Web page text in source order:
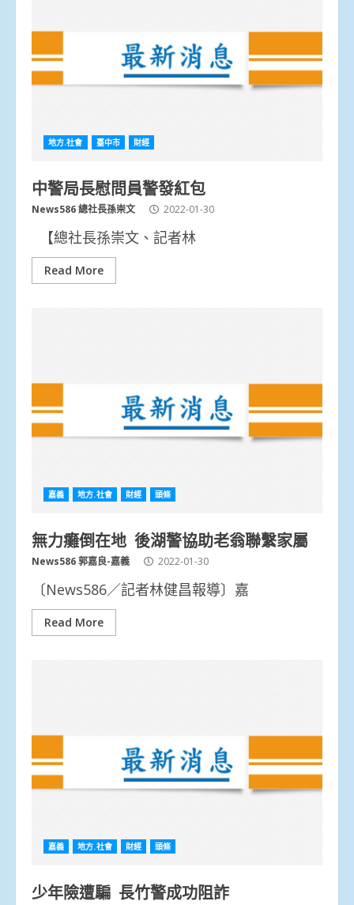
地方.社會 臺中市 財經
中警局長慰問員警發紅包
News586 總社長孫崇文 2022-01-30
【總社長孫崇文、記者林
Read More
嘉義 地方.社會 財經 頭條
無力癱倒在地 後湖警協助老翁聯繫家屬
News586 郭嘉良-嘉義 2022-01-30
〔News586／記者林健昌報導〕嘉
Read More
嘉義 地方.社會 財經 頭條
少年險遭騙 長竹警成功阻詐